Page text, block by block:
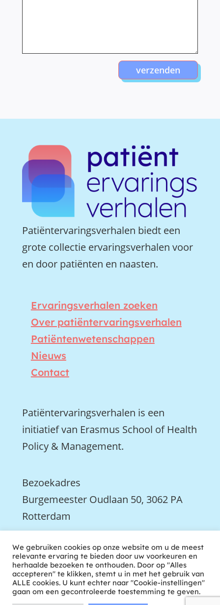
verzenden
Patiëntervaringsverhalen biedt een
grote collectie ervaringsverhalen voor
en door patiënten en naasten.
Ervaringsverhalen zoeken
Over patiëntervaringsverhalen
Patiëntenwetenschappen
Nieuws
Contact
Patiëntervaringsverhalen is een
initiatief van Erasmus School of Health
Policy & Management.
Bezoekadres
Burgemeester Oudlaan 50, 3062 PA
Rotterdam
 We zijn ook actief op LinkedIn
We gebruiken cookies op onze website om u de meest
relevante ervaring te bieden door uw voorkeuren en
herhaalde bezoeken te onthouden. Door op "Alles
accepteren" te klikken, stemt u in met het gebruik van
ALLE cookies. U kunt echter naar "Cookie-instellingen"
gaan om een gecontroleerde toestemming te geven.